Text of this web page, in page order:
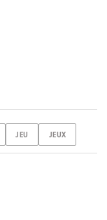
JEU JEUX